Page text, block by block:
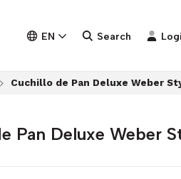
EN Search
Cuchillo de Pan Deluxe Weber
Pan Deluxe Weber